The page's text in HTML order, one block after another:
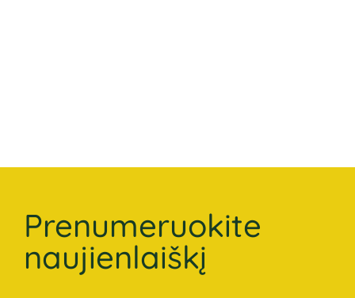
Prenumeruokite
naujienlaiškį